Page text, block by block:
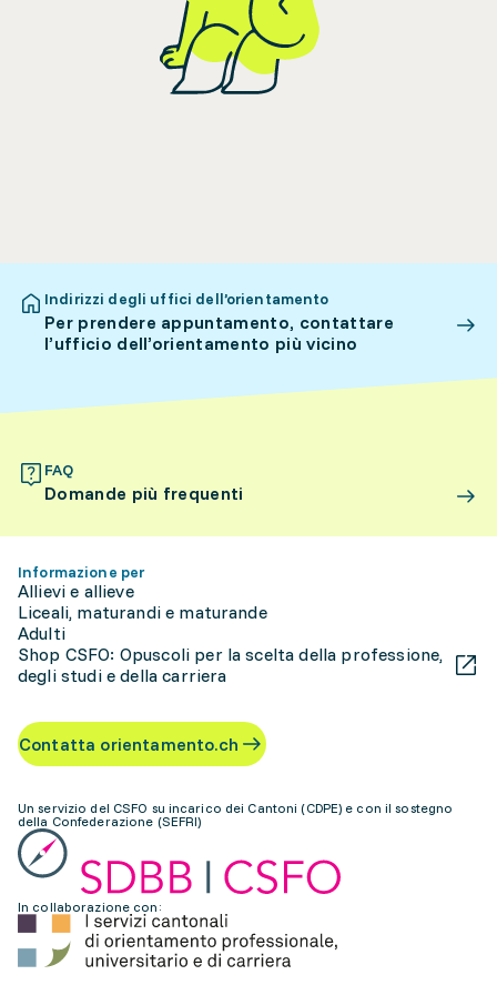
Indirizzi degli uffici dell’orientamento
Per prendere appuntamento, contattare
l’ufficio dell’orientamento più vicino
FAQ
Domande più frequenti
Informazione per
Allievi e allieve
Liceali, maturandi e maturande
Adulti
Shop CSFO: Opuscoli per la scelta della professione,
degli studi e della carriera
Contatta orientamento.ch
Un servizio del CSFO su incarico dei Cantoni (CDPE) e con il sostegno
della Confederazione (SEFRI)
In collaborazione con: